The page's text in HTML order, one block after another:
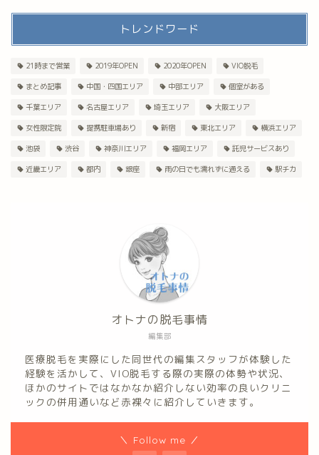
トレンドワード
21時まで営業 2019年OPEN 2020年OPEN VIO脱毛
まとめ記事 中国・四国エリア 中部エリア 個室がある
千葉エリア 名古屋エリア 埼玉エリア 大阪エリア
女性限定院 提携駐車場あり 新宿 東北エリア 横浜エリア
池袋 渋谷 神奈川エリア 福岡エリア 託児サービスあり
近畿エリア 都内 銀座 雨の日でも濡れずに通える 駅チカ
編集部
オトナの脱毛事情
医療脱毛を実際にした同世代の編集スタッフが体験した
経験を活かして、VIO脱毛する際の実際の体勢や状況、
ほかのサイトではなかなか紹介しない効率の良いクリニ
ックの併用通いなど赤裸々に紹介していきます。
＼ Follow me ／